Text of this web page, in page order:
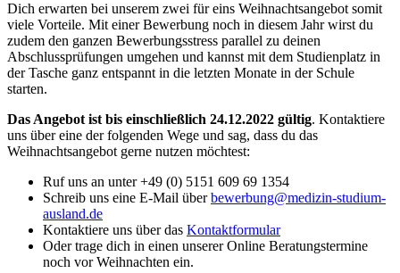
Dich erwarten bei unserem zwei für eins Weihnachtsangebot somit
viele Vorteile. Mit einer Bewerbung noch in diesem Jahr wirst du
zudem den ganzen Bewerbungsstress parallel zu deinen
Abschlussprüfungen umgehen und kannst mit dem Studienplatz in
der Tasche ganz entspannt in die letzten Monate in der Schule
starten.
Das Angebot ist bis einschließlich 24.12.2022 gültig. Kontaktiere
uns über eine der folgenden Wege und sag, dass du das
Weihnachtsangebot gerne nutzen möchtest:
Ruf uns an unter +49 (0) 5151 609 69 1354
Schreib uns eine E-Mail überbewerbung@medizin-studium-
ausland.de
Kontaktiere uns über das Kontaktformular
Oder trage dich in einen unserer Online Beratungstermine
noch vor Weihnachten ein.